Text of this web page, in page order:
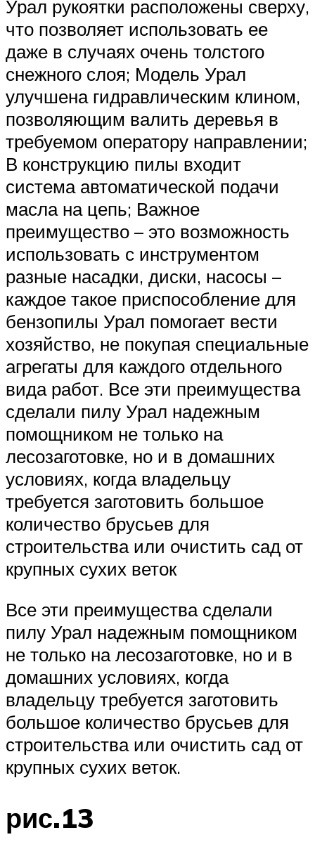
Урал рукоятки расположены сверху,
что позволяет использовать ее
даже в случаях очень толстого
снежного слоя; Модель Урал
улучшена гидравлическим клином,
позволяющим валить деревья в
требуемом оператору направлении;
В конструкцию пилы входит
система автоматической подачи
масла на цепь; Важное
преимущество – это возможность
использовать с инструментом
разные насадки, диски, насосы –
каждое такое приспособление для
бензопилы Урал помогает вести
хозяйство, не покупая специальные
агрегаты для каждого отдельного
вида работ. Все эти преимущества
сделали пилу Урал надежным
помощником не только на
лесозаготовке, но и в домашних
условиях, когда владельцу
требуется заготовить большое
количество брусьев для
строительства или очистить сад от
крупных сухих веток
Все эти преимущества сделали
пилу Урал надежным помощником
не только на лесозаготовке, но и в
домашних условиях, когда
владельцу требуется заготовить
большое количество брусьев для
строительства или очистить сад от
крупных сухих веток.
рис.13